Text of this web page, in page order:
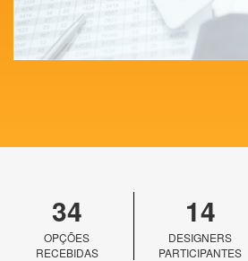
34
OPÇÕES
RECEBIDAS
14
DESIGNERS
PARTICIPANTES